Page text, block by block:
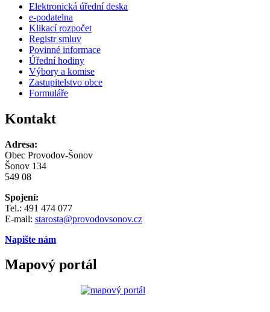
Elektronická úřední deska
e-podatelna
Klikací rozpočet
Registr smluv
Povinné informace
Úřední hodiny
Výbory a komise
Zastupitelstvo obce
Formuláře
Kontakt
Adresa:
Obec Provodov-Šonov
Šonov 134
549 08
Spojení:
Tel.: 491 474 077
E-mail: starosta@provodovsonov.cz
Napište nám
Mapový portál